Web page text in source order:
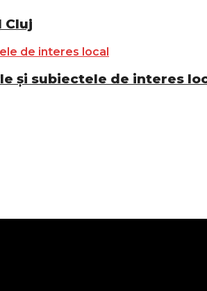
Cluj
și subiectele de interes